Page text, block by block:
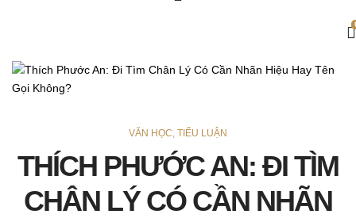
VĂN HỌC, TIỂU LUẬN
THÍCH PHƯỚC AN: ĐI TÌM
CHÂN LÝ CÓ CẦN NHÃN